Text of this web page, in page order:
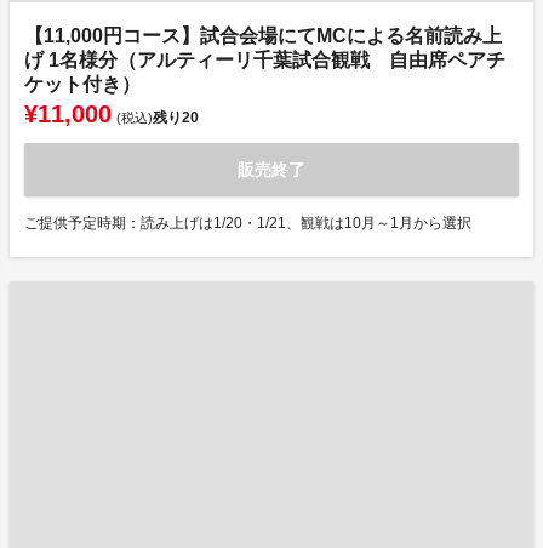
【11,000円コース】試合会場にてMCによる名前読み上
げ 1名様分（アルティーリ千葉試合観戦 自由席ペアチ
ケット付き）
¥11,000 (税込)残り20
販売終了
ご提供予定時期：読み上げは1/20・1/21、観戦は10月～1月から選択